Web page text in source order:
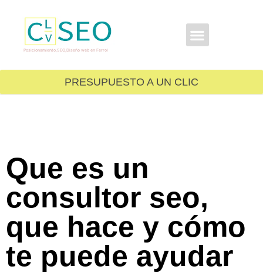
Posicionamiento,SEO,Diseño web en Ferrol
PRESUPUESTO A UN CLIC
Que es un
consultor seo,
que hace y cómo
te puede ayudar